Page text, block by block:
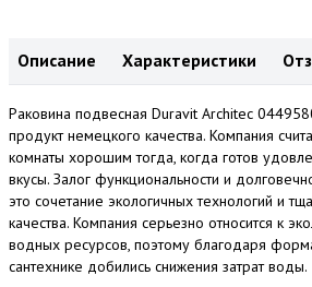
Описание Характеристики
Раковина подвесная Duravit Architec
продукт немецкого качества. Компания
комнаты хорошим тогда, когда готов
вкусы. Залог функциональности и
это сочетание экологичных технологий и
качества. Компания серьезно относится к
водных ресурсов, поэтому благодаря
сантехнике добились снижения затрат воды.